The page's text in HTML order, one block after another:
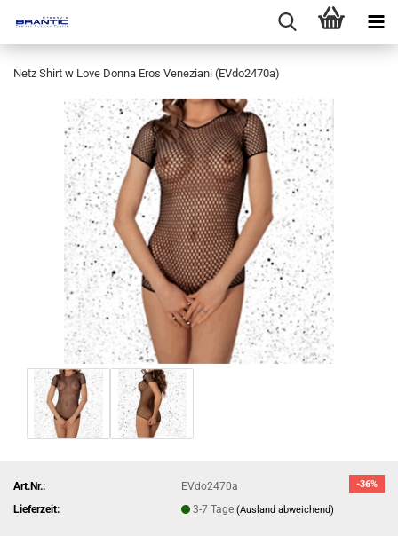
Netz Shirt w Love Donna Eros Veneziani (EVdo2470a)
-36%
Art.Nr.:
EVdo2470a
Lieferzeit:
3-7 Tage(Ausland abweichend)